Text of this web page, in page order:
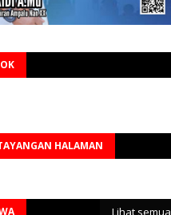
HALAMAN
Lihat semua